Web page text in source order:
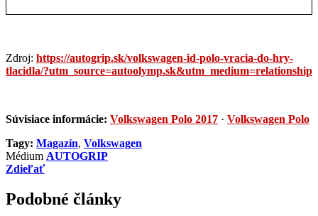
Zdroj: https://autogrip.sk/volkswagen-id-polo-vracia-do-hry-
tlacidla/?utm_source=autoolymp.sk&utm_medium=relationship
Súvisiace informácie: Volkswagen Polo 2017 · Volkswagen Polo
Tagy: Magazín, Volkswagen
Médium AUTOGRIP
Zdieľať
Podobné články